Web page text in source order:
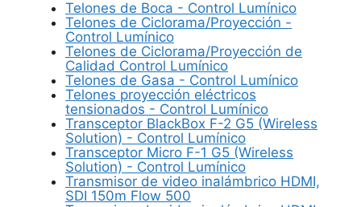
Telones de Boca - Control Lumínico
Telones de Ciclorama/Proyección -
Control Lumínico
Telones de Ciclorama/Proyección de
Calidad Control Lumínico
Telones de Gasa - Control Lumínico
Telones proyección eléctricos
tensionados - Control Lumínico
Transceptor BlackBox F-2 G5 (Wireless
Solution) - Control Lumínico
Transceptor Micro F-1 G5 (Wireless
Solution) - Control Lumínico
Transmisor de video inalámbrico HDMI,
SDI 150m Flow 500